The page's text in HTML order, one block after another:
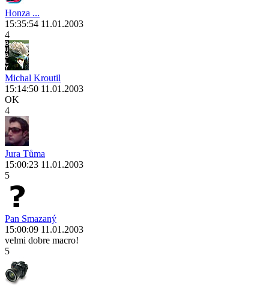
Honza ...
15:35:54 11.01.2003
4
Michal Kroutil
15:14:50 11.01.2003
OK
4
Jura Tůma
15:00:23 11.01.2003
5
Pan Smazaný
15:00:09 11.01.2003
velmi dobre macro!
5